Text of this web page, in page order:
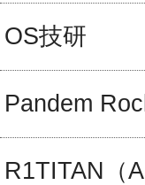
OS技研
Pandem
R1TITAN（